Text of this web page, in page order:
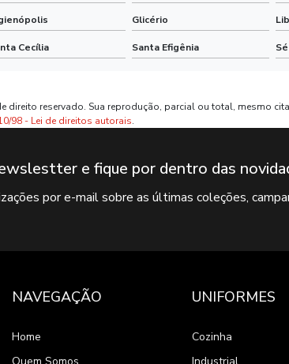
Glicério
Cecília Santa Efigênia Sé
direito reservado. Sua reprodução, parcial ou total, mesmo
98 - Lei de direitos autorais.
e fique por dentro das
por e-mail sobre as últimas coleções,
NAVEGAÇÃO
Home
UNIFORMES
Cozinha